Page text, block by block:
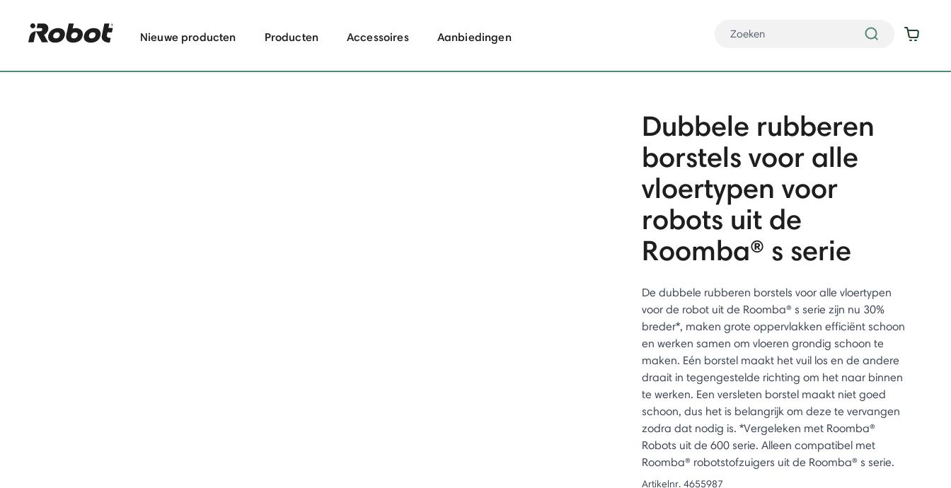
Nieuwe producten Producten Accessoires Aanbiedingen
Dubbele rubberen
borstels voor alle
vloertypen voor
robots uit de
Roomba® s serie
De dubbele rubberen borstels voor alle vloertypen
voor de robot uit de Roomba® s serie zijn nu 30%
breder*, maken grote oppervlakken efficiënt schoon
en werken samen om vloeren grondig schoon te
maken. Eén borstel maakt het vuil los en de andere
draait in tegengestelde richting om het naar binnen
te werken. Een versleten borstel maakt niet goed
schoon, dus het is belangrijk om deze te vervangen
zodra dat nodig is. *Vergeleken met Roomba®
Robots uit de 600 serie. Alleen compatibel met
Roomba® robotstofzuigers uit de Roomba® s serie.
Artikelnr. 4655987